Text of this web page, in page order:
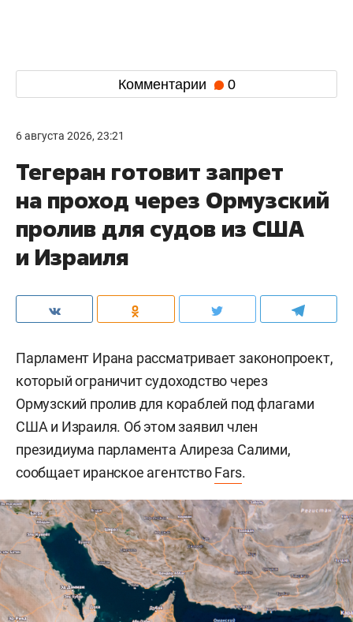
Комментарии 0
6 августа 2026, 23:21
Тегеран готовит запрет
на проход через Ормузский
пролив для судов из США
и Израиля
Парламент Ирана рассматривает законопроект,
который ограничит судоходство через
Ормузский пролив для кораблей под флагами
США и Израиля. Об этом заявил член
президиума парламента Алиреза Салими,
сообщает иранское агентствоFars.